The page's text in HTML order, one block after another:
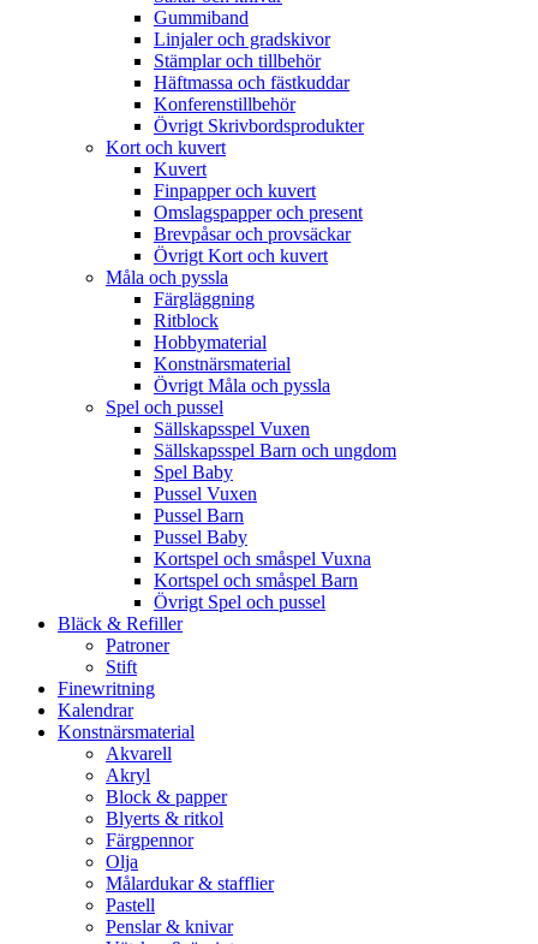
Gummiband
Linjaler och gradskivor
Stämplar och tillbehör
Häftmassa och fästkuddar
Konferenstillbehör
Övrigt Skrivbordsprodukter
Kort och kuvert
Kuvert
Finpapper och kuvert
Omslagspapper och present
Brevpåsar och provsäckar
Övrigt Kort och kuvert
Måla och pyssla
Färgläggning
Ritblock
Hobbymaterial
Konstnärsmaterial
Övrigt Måla och pyssla
Spel och pussel
Sällskapsspel Vuxen
Sällskapsspel Barn och ungdom
Spel Baby
Pussel Vuxen
Pussel Barn
Pussel Baby
Kortspel och småspel Vuxna
Kortspel och småspel Barn
Övrigt Spel och pussel
Bläck & Refiller
Patroner
Stift
Finewritning
Kalendrar
Konstnärsmaterial
Akvarell
Akryl
Block & papper
Blyerts & ritkol
Färgpennor
Olja
Målardukar & stafflier
Pastell
Penslar & knivar